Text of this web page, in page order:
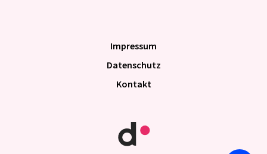
Impres­sum
Daten­schutz
Kontakt